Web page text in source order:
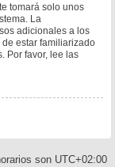
tomará solo unos
La
adicionales a los
estar familiarizado
Por favor, lee las
son UTC+02:00